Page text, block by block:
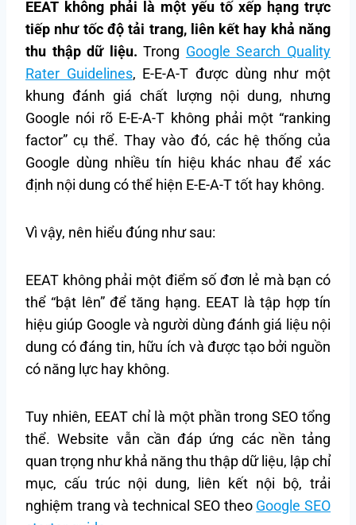
EEAT không phải là một yếu tố xếp hạng trực
tiếp như tốc độ tải trang, liên kết hay khả năng
thu thập dữ liệu. Trong Google Search Quality
Rater Guidelines, E-E-A-T được dùng như một
khung đánh giá chất lượng nội dung, nhưng
Google nói rõ E-E-A-T không phải một “ranking
factor” cụ thể. Thay vào đó, các hệ thống của
Google dùng nhiều tín hiệu khác nhau để xác
định nội dung có thể hiện E-E-A-T tốt hay không.
Vì vậy, nên hiểu đúng như sau:
EEAT không phải một điểm số đơn lẻ mà bạn có
thể “bật lên” để tăng hạng. EEAT là tập hợp tín
hiệu giúp Google và người dùng đánh giá liệu nội
dung có đáng tin, hữu ích và được tạo bởi nguồn
có năng lực hay không.
Tuy nhiên, EEAT chỉ là một phần trong SEO tổng
thể. Website vẫn cần đáp ứng các nền tảng
quan trọng như khả năng thu thập dữ liệu, lập chỉ
mục, cấu trúc nội dung, liên kết nội bộ, trải
nghiệm trang và technical SEO theo Google SEO